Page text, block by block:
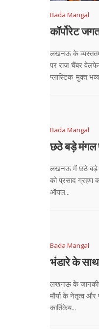
Bada Mangal
कॉर्पोरेट
लखनऊ के
पर राज चैंबर
प्लास्टिक-मुक्त
Bada Mangal
छठे बड़े मंगल
लखनऊ में छठे बड़े
को प्रसाद ग्रहण
ऑयल...
Bada Mangal
भंडारे के साथ
लखनऊ के
मौर्या के नेतृत्व और
कार्तिकेय...